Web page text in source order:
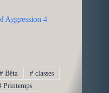
# Bêta # classes
Printemps